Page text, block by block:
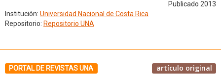
Publicado 2013
Institución: Universidad Nacional de Costa Rica
Repositorio: Repositorio UNA
PORTAL DE REVISTAS UNA artículo original